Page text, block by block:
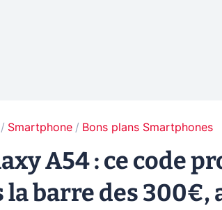
Smartphone Bons plans Smartphones
A54 : ce code
la barre des